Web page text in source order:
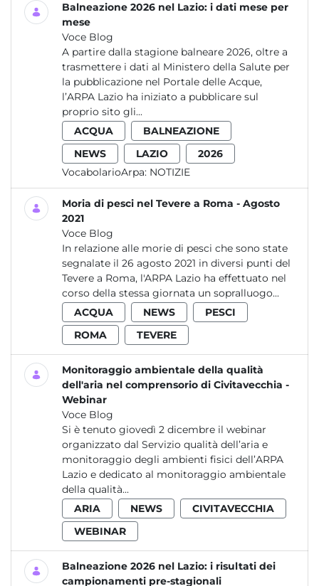
Balneazione 2026 nel Lazio: i dati mese per
mese
Voce Blog
A partire dalla stagione balneare 2026, oltre a
trasmettere i dati al Ministero della Salute per
la pubblicazione nel Portale delle Acque,
l’ARPA Lazio ha iniziato a pubblicare sul
proprio sito gli...
ACQUA
BALNEAZIONE
NEWS
LAZIO
2026
VocabolarioArpa: NOTIZIE
Moria di pesci nel Tevere a Roma - Agosto
2021
Voce Blog
In relazione alle morie di pesci che sono state
segnalate il 26 agosto 2021 in diversi punti del
Tevere a Roma, l'ARPA Lazio ha effettuato nel
corso della stessa giornata un sopralluogo...
ACQUA
NEWS
PESCI
ROMA
TEVERE
Monitoraggio ambientale della qualità
dell'aria nel comprensorio di Civitavecchia -
Webinar
Voce Blog
Si è tenuto giovedì 2 dicembre il webinar
organizzato dal Servizio qualità dell’aria e
monitoraggio degli ambienti fisici dell’ARPA
Lazio e dedicato al monitoraggio ambientale
della qualità...
ARIA
NEWS
CIVITAVECCHIA
WEBINAR
Balneazione 2026 nel Lazio: i risultati dei
campionamenti pre-stagionali